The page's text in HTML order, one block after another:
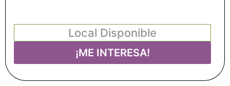
Local Disponible
¡ME INTERESA!